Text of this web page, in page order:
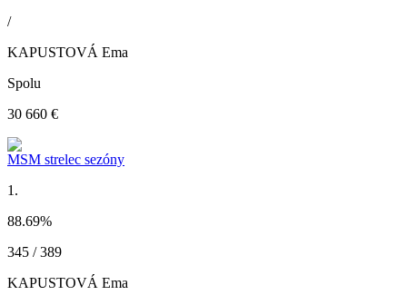
/
KAPUSTOVÁ Ema
Spolu
30 660 €
MSM strelec sezóny
1.
88.69%
345 / 389
KAPUSTOVÁ Ema